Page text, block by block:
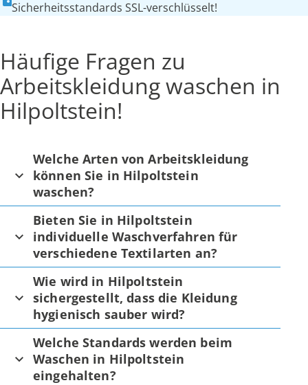
Sicherheitsstandards SSL-verschlüsselt!
Häufige Fragen zu
Arbeitskleidung waschen in
Hilpoltstein!
Welche Arten von Arbeitskleidung
können Sie in Hilpoltstein
waschen?
Bieten Sie in Hilpoltstein
individuelle Waschverfahren für
verschiedene Textilarten an?
Wie wird in Hilpoltstein
sichergestellt, dass die Kleidung
hygienisch sauber wird?
Welche Standards werden beim
Waschen in Hilpoltstein
eingehalten?